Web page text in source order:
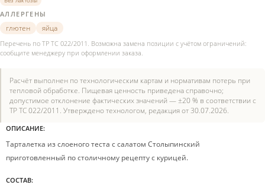
АЛЛЕРГЕНЫ
глютен
яйца
Перечень по ТР ТС 022/2011. Возможна замена позиции с учётом ограничений:
сообщите менеджеру при оформлении заказа.
Расчёт выполнен по технологическим картам и нормативам потерь при
тепловой обработке. Пищевая ценность приведена справочно;
допустимое отклонение фактических значений — ±20 % в соответствии с
ТР ТС 022/2011. Утверждено технологом, редакция от 30.07.2026.
ОПИСАНИЕ:
Тарталетка из слоеного теста с салатом Столыпинский
приготовленный по столичному рецепту с курицей.
СОСТАВ: